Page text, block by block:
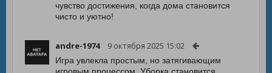
чувство достижения, когда дома становится
чисто и уютно!
andre-1974 9 октября 2025 15:02
Игра увлекла простым, но затягивающим